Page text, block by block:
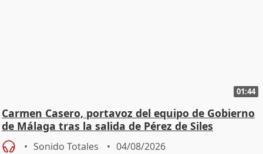
01:44
Carmen Casero, portavoz del equipo de Gobierno
de Málaga tras la salida de Pérez de Siles
Sonido Totales 04/08/2026